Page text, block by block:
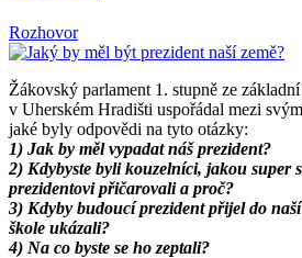
Rozhovor
Žákovský parlament 1. stupně ze
v Uherském Hradišti uspořádal mezi
jaké byly odpovědi na tyto otázky:
1) Jak by měl vypadat náš prezident?
2) Kdybyste byli kouzelníci, jakou super
prezidentovi přičarovali a proč?
3) Kdyby budoucí prezident přijel do
škole ukázali?
4) Na co byste se ho zeptali?